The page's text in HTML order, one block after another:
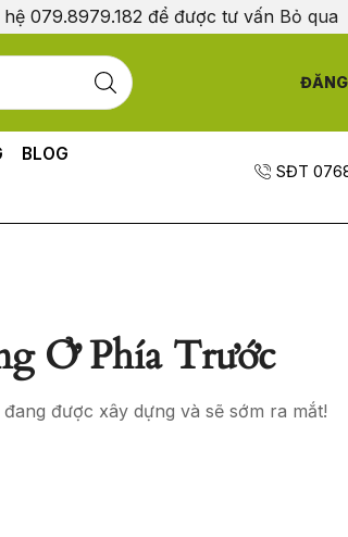
079.8979.182 để được tư vấn Bỏ qua
BLOG
SĐT
Ở Phía Trước
được xây dựng và sẽ sớm ra mắt!